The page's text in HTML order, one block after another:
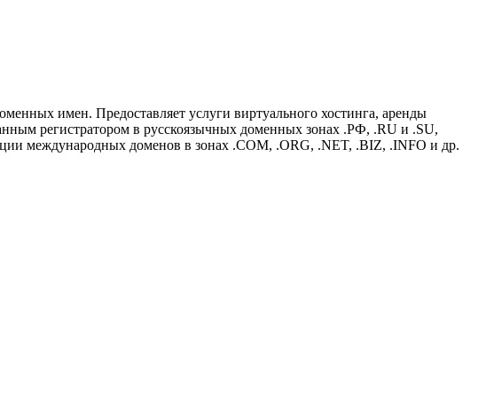
имен. Предоставляет услуги виртуального хостинга, аренды
регистратором в русскоязычных доменных зонах .РФ, .RU и .SU,
международных доменов в зонах .COM, .ORG, .NET, .BIZ, .INFO и др.